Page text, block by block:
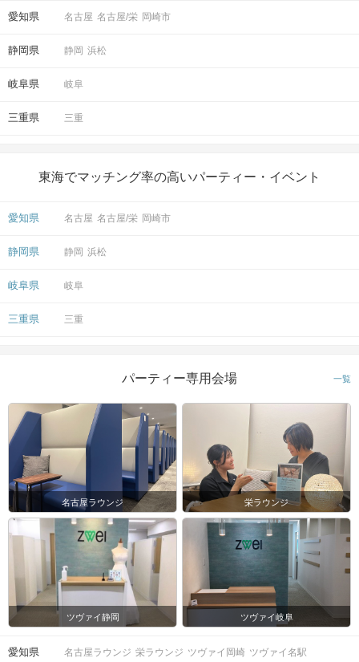
愛知県 名古屋 名古屋/栄 岡崎市
静岡県 静岡 浜松
岐阜県 岐阜
三重県 三重
東海でマッチング率の高いパーティー・イベント
愛知県 名古屋 名古屋/栄 岡崎市
静岡県 静岡 浜松
岐阜県 岐阜
三重県 三重
パーティー専用会場 一覧
名古屋ラウンジ 栄ラウンジ
ツヴァイ静岡 ツヴァイ岐阜
愛知県 名古屋ラウンジ 栄ラウンジ ツヴァイ岡崎 ツヴァイ名駅